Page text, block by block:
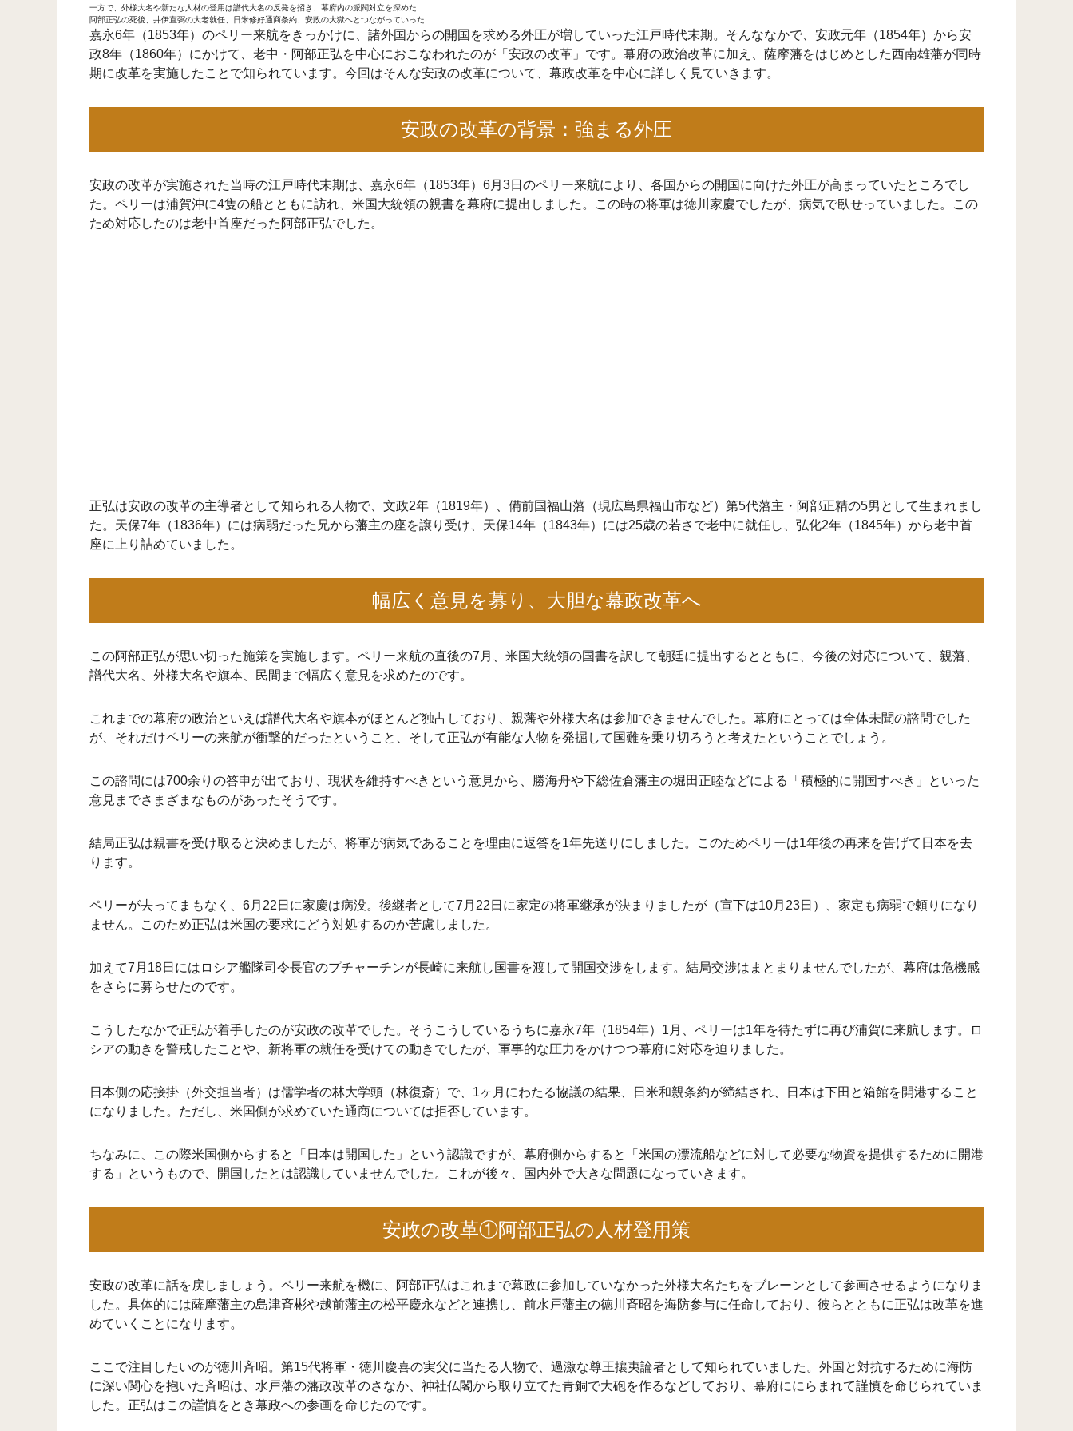
一方で、外様大名や新たな人材の登用は譜代大名の反発を招き、幕府内の派閥対立を深めた
阿部正弘の死後、井伊直弼の大老就任、日米修好通商条約、安政の大獄へとつながっていった
嘉永6年（1853年）のペリー来航をきっかけに、諸外国からの開国を求める外圧が増していった江戸時代末期。そんななかで、安政元年（1854年）から安
政8年（1860年）にかけて、老中・阿部正弘を中心におこなわれたのが「安政の改革」です。幕府の政治改革に加え、薩摩藩をはじめとした西南雄藩が同時
期に改革を実施したことで知られています。今回はそんな安政の改革について、幕政改革を中心に詳しく見ていきます。
安政の改革の背景：強まる外圧
安政の改革が実施された当時の江戸時代末期は、嘉永6年（1853年）6月3日のペリー来航により、各国からの開国に向けた外圧が高まっていたところでし
た。ペリーは浦賀沖に4隻の船とともに訪れ、米国大統領の親書を幕府に提出しました。この時の将軍は徳川家慶でしたが、病気で臥せっていました。この
ため対応したのは老中首座だった阿部正弘でした。
正弘は安政の改革の主導者として知られる人物で、文政2年（1819年）、備前国福山藩（現広島県福山市など）第5代藩主・阿部正精の5男として生まれまし
た。天保7年（1836年）には病弱だった兄から藩主の座を譲り受け、天保14年（1843年）には25歳の若さで老中に就任し、弘化2年（1845年）から老中首
座に上り詰めていました。
幅広く意見を募り、大胆な幕政改革へ
この阿部正弘が思い切った施策を実施します。ペリー来航の直後の7月、米国大統領の国書を訳して朝廷に提出するとともに、今後の対応について、親藩、
譜代大名、外様大名や旗本、民間まで幅広く意見を求めたのです。
これまでの幕府の政治といえば譜代大名や旗本がほとんど独占しており、親藩や外様大名は参加できませんでした。幕府にとっては全体未聞の諮問でした
が、それだけペリーの来航が衝撃的だったということ、そして正弘が有能な人物を発掘して国難を乗り切ろうと考えたということでしょう。
この諮問には700余りの答申が出ており、現状を維持すべきという意見から、勝海舟や下総佐倉藩主の堀田正睦などによる「積極的に開国すべき」といった
意見までさまざまなものがあったそうです。
結局正弘は親書を受け取ると決めましたが、将軍が病気であることを理由に返答を1年先送りにしました。このためペリーは1年後の再来を告げて日本を去
ります。
ペリーが去ってまもなく、6月22日に家慶は病没。後継者として7月22日に家定の将軍継承が決まりましたが（宣下は10月23日）、家定も病弱で頼りになり
ません。このため正弘は米国の要求にどう対処するのか苦慮しました。
加えて7月18日にはロシア艦隊司令長官のプチャーチンが長崎に来航し国書を渡して開国交渉をします。結局交渉はまとまりませんでしたが、幕府は危機感
をさらに募らせたのです。
こうしたなかで正弘が着手したのが安政の改革でした。そうこうしているうちに嘉永7年（1854年）1月、ペリーは1年を待たずに再び浦賀に来航します。ロ
シアの動きを警戒したことや、新将軍の就任を受けての動きでしたが、軍事的な圧力をかけつつ幕府に対応を迫りました。
日本側の応接掛（外交担当者）は儒学者の林大学頭（林復斎）で、1ヶ月にわたる協議の結果、日米和親条約が締結され、日本は下田と箱館を開港すること
になりました。ただし、米国側が求めていた通商については拒否しています。
ちなみに、この際米国側からすると「日本は開国した」という認識ですが、幕府側からすると「米国の漂流船などに対して必要な物資を提供するために開港
する」というもので、開国したとは認識していませんでした。これが後々、国内外で大きな問題になっていきます。
安政の改革①阿部正弘の人材登用策
安政の改革に話を戻しましょう。ペリー来航を機に、阿部正弘はこれまで幕政に参加していなかった外様大名たちをブレーンとして参画させるようになりま
した。具体的には薩摩藩主の島津斉彬や越前藩主の松平慶永などと連携し、前水戸藩主の徳川斉昭を海防参与に任命しており、彼らとともに正弘は改革を進
めていくことになります。
ここで注目したいのが徳川斉昭。第15代将軍・徳川慶喜の実父に当たる人物で、過激な尊王攘夷論者として知られていました。外国と対抗するために海防
に深い関心を抱いた斉昭は、水戸藩の藩政改革のさなか、神社仏閣から取り立てた青銅で大砲を作るなどしており、幕府ににらまれて謹慎を命じられていま
した。正弘はこの謹慎をとき幕政への参画を命じたのです。